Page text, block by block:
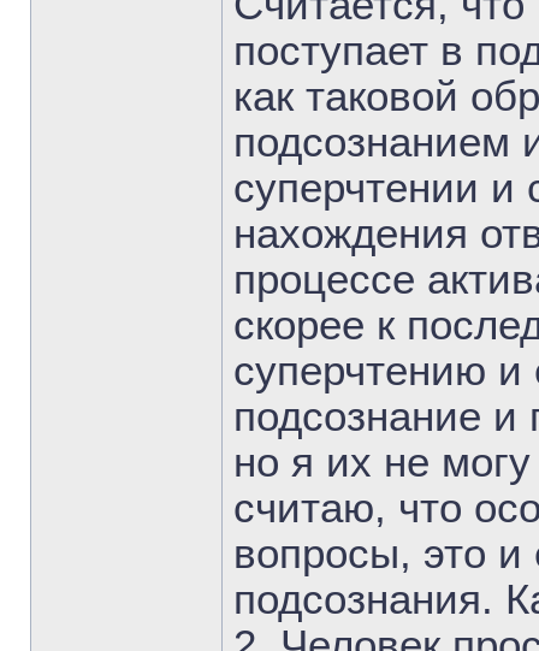
поступает в
как таковой
подсознанием
суперчтении и
нахождения
процессе
скорее к
суперчтению
подсознание и
но я их не
считаю, что
вопросы, это и
подсознания.